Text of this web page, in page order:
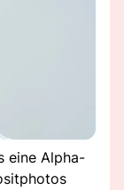
eine Alpha-